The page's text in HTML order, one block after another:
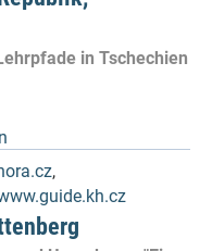
in Tschechien
,